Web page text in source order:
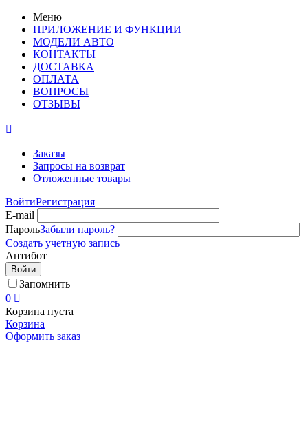
Меню
ПРИЛОЖЕНИЕ И ФУНКЦИИ
МОДЕЛИ АВТО
КОНТАКТЫ
ДОСТАВКА
ОПЛАТА
ВОПРОСЫ
ОТЗЫВЫ

Заказы
Запросы на возврат
Отложенные товары
ВойтиРегистрация
E-mail
ПарольЗабыли пароль?
Создать учетную запись
Антибот
Войти
Запомнить
0 
Корзина пуста
Корзина
Оформить заказ